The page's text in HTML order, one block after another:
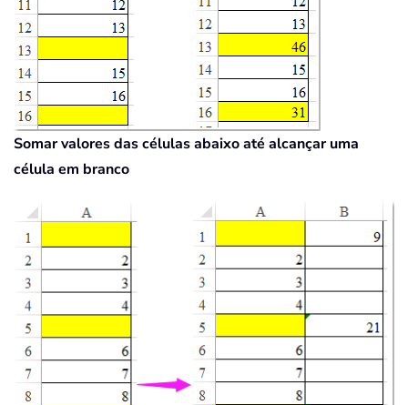
Somar valores das células abaixo até alcançar uma
célula em branco